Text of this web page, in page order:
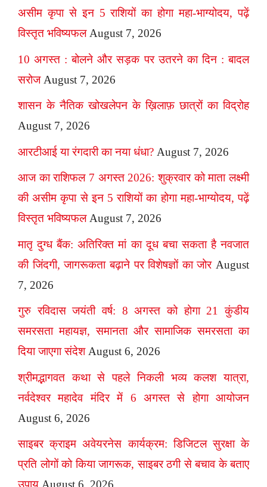
असीम कृपा से इन 5 राशियों का होगा महा-भाग्योदय, पढ़ें
विस्तृत भविष्यफल August 7, 2026
10 अगस्त : बोलने और सड़क पर उतरने का दिन : बादल
सरोज August 7, 2026
शासन के नैतिक खोखलेपन के ख़िलाफ़ छात्रों का विद्रोह
August 7, 2026
आरटीआई या रंगदारी का नया धंधा? August 7, 2026
आज का राशिफल 7 अगस्त 2026: शुक्रवार को माता लक्ष्मी
की असीम कृपा से इन 5 राशियों का होगा महा-भाग्योदय, पढ़ें
विस्तृत भविष्यफल August 7, 2026
मातृ दुग्ध बैंक: अतिरिक्त मां का दूध बचा सकता है नवजात
की जिंदगी, जागरूकता बढ़ाने पर विशेषज्ञों का जोर August
7, 2026
गुरु रविदास जयंती वर्ष: 8 अगस्त को होगा 21 कुंडीय
समरसता महायज्ञ, समानता और सामाजिक समरसता का
दिया जाएगा संदेश August 6, 2026
श्रीमद्भागवत कथा से पहले निकली भव्य कलश यात्रा,
नर्वदेश्वर महादेव मंदिर में 6 अगस्त से होगा आयोजन
August 6, 2026
साइबर क्राइम अवेयरनेस कार्यक्रम: डिजिटल सुरक्षा के
प्रति लोगों को किया जागरूक, साइबर ठगी से बचाव के बताए